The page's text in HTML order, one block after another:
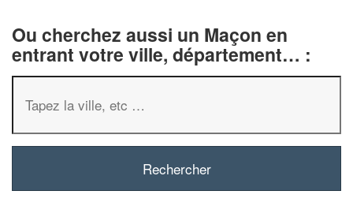
Ou cherchez aussi un Maçon en
entrant votre ville, département… :